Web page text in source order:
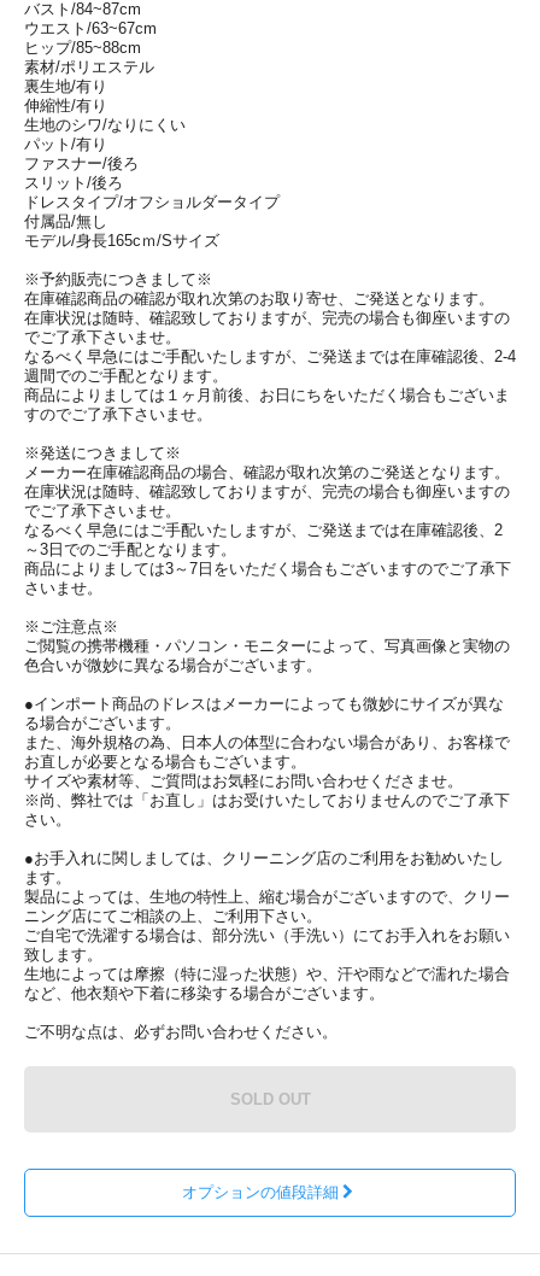
バスト/84~87cm
ウエスト/63~67cm
ヒップ/85~88cm
素材/ポリエステル
裏生地/有り
伸縮性/有り
生地のシワ/なりにくい
パット/有り
ファスナー/後ろ
スリット/後ろ
ドレスタイプ/オフショルダータイプ
付属品/無し
モデル/身長165cｍ/Sサイズ
※予約販売につきまして※
在庫確認商品の確認が取れ次第のお取り寄せ、ご発送となります。
在庫状況は随時、確認致しておりますが、完売の場合も御座いますの
でご了承下さいませ。
なるべく早急にはご手配いたしますが、ご発送までは在庫確認後、2-4
週間でのご手配となります。
商品によりましては１ヶ月前後、お日にちをいただく場合もございま
すのでご了承下さいませ。
※発送につきまして※
メーカー在庫確認商品の場合、確認が取れ次第のご発送となります。
在庫状況は随時、確認致しておりますが、完売の場合も御座いますの
でご了承下さいませ。
なるべく早急にはご手配いたしますが、ご発送までは在庫確認後、2
～3日でのご手配となります。
商品によりましては3～7日をいただく場合もございますのでご了承下
さいませ。
※ご注意点※
ご閲覧の携帯機種・パソコン・モニターによって、写真画像と実物の
色合いが微妙に異なる場合がございます。
●インポート商品のドレスはメーカーによっても微妙にサイズが異な
る場合がございます。
また、海外規格の為、日本人の体型に合わない場合があり、お客様で
お直しが必要となる場合もございます。
サイズや素材等、ご質問はお気軽にお問い合わせくださませ。
※尚、弊社では「お直し」はお受けいたしておりませんのでご了承下
さい。
●お手入れに関しましては、クリーニング店のご利用をお勧めいたし
ます。
製品によっては、生地の特性上、縮む場合がございますので、クリー
ニング店にてご相談の上、ご利用下さい。
ご自宅で洗濯する場合は、部分洗い（手洗い）にてお手入れをお願い
致します。
生地によっては摩擦（特に湿った状態）や、汗や雨などで濡れた場合
など、他衣類や下着に移染する場合がございます。
ご不明な点は、必ずお問い合わせください。
SOLD OUT
オプションの値段詳細